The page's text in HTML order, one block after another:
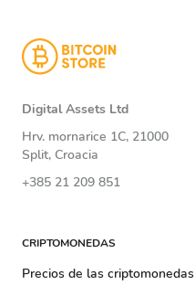
Digital Assets Ltd
Hrv. mornarice 1C, 21000
Split, Croacia
+385 21 209 851
CRIPTOMONEDAS
Precios de las criptomonedas